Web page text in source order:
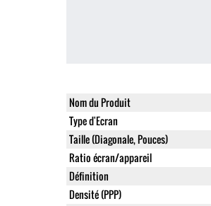
Nom du Produit
Type d'Ecran
Taille (Diagonale, Pouces)
Ratio écran/appareil
Définition
Densité (PPP)